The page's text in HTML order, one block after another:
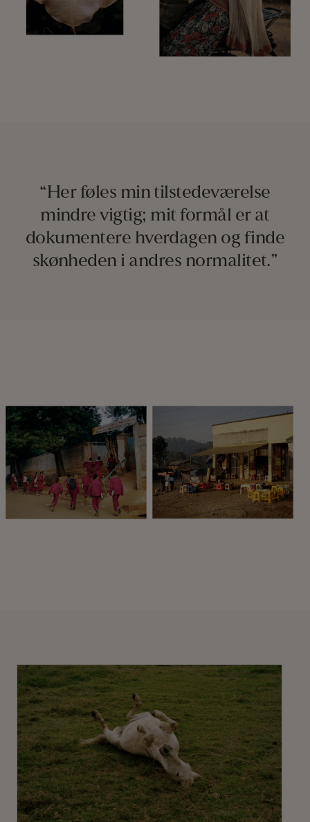
“Her føles min tilstedeværelse
mindre vigtig; mit formål er at
dokumentere hverdagen og finde
skønheden i andres normalitet.”